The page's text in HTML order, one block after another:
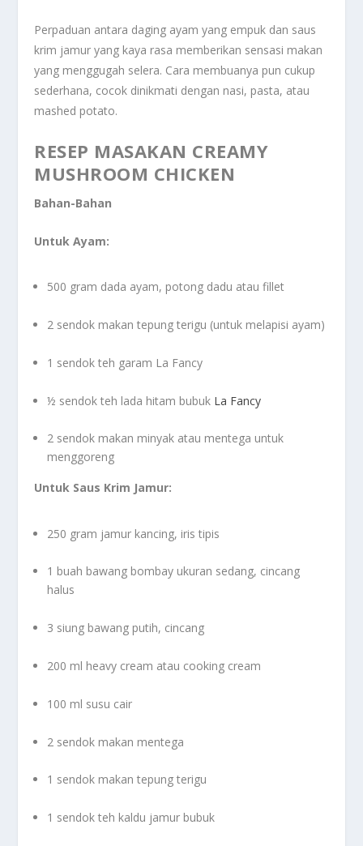
Perpaduan antara daging ayam yang empuk dan saus
krim jamur yang kaya rasa memberikan sensasi makan
yang menggugah selera. Cara membuanya pun cukup
sederhana, cocok dinikmati dengan nasi, pasta, atau
mashed potato.
RESEP MASAKAN CREAMY
MUSHROOM CHICKEN
Bahan-Bahan
Untuk Ayam:
500 gram dada ayam, potong dadu atau fillet
2 sendok makan tepung terigu (untuk melapisi ayam)
1 sendok teh garam La Fancy
½ sendok teh lada hitam bubuk La Fancy
2 sendok makan minyak atau mentega untuk
menggoreng
Untuk Saus Krim Jamur:
250 gram jamur kancing, iris tipis
1 buah bawang bombay ukuran sedang, cincang
halus
3 siung bawang putih, cincang
200 ml heavy cream atau cooking cream
100 ml susu cair
2 sendok makan mentega
1 sendok makan tepung terigu
1 sendok teh kaldu jamur bubuk